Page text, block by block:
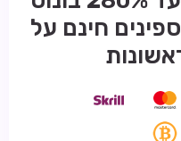
עד €2,200 + 230 ספינים חינם על